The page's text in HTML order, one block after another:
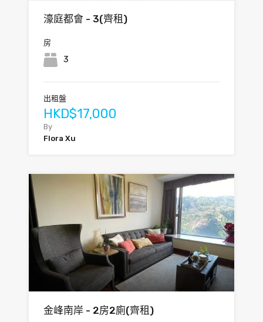
濠庭都會 - 3(齊租)
房
3
出租盤
HKD$17,000
By
Flora Xu
金峰南岸 - 2房2廁(齊租)